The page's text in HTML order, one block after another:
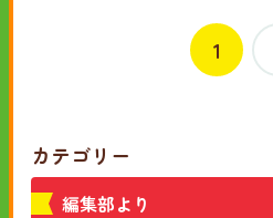
1
カテゴリー
編集部より